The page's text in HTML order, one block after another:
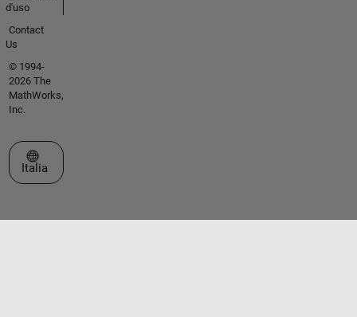
d'uso
Contact
Us
© 1994-
2026 The
MathWorks,
Inc.
Seleziona un sito web
Italia